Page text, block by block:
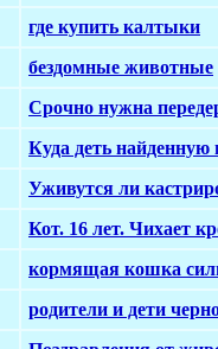
где купить калтыки
бездомные животные
Срочно нужна
Куда деть найденную
Уживутся ли
Кот. 16 лет. Чихает
кормящая кошка
родители и дети